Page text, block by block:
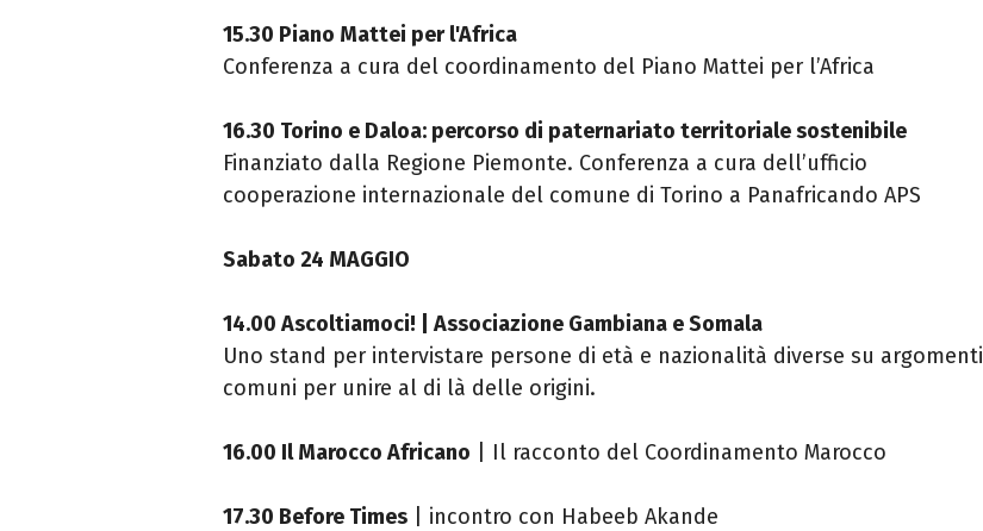
15.30 Piano Mattei per l'Africa
Conferenza a cura del coordinamento del Piano Mattei per l’Africa
16.30 Torino e Daloa: percorso di paternariato territoriale sostenibile
Finanziato dalla Regione Piemonte. Conferenza a cura dell’ufficio
cooperazione internazionale del comune di Torino a Panafricando APS
Sabato 24 MAGGIO
14.00 Ascoltiamoci! | Associazione Gambiana e Somala
Uno stand per intervistare persone di età e nazionalità diverse su argomenti
comuni per unire al di là delle origini.
16.00 Il Marocco Africano | Il racconto del Coordinamento Marocco
17.30 Before Times | incontro con Habeeb Akande